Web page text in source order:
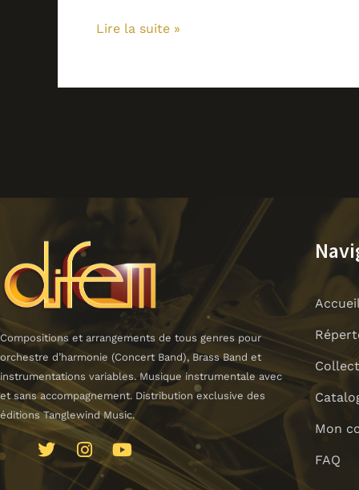
Lire la suite »
Compositions et arrangements de tous genres pour
orchestre d’harmonie (Concert Band), Brass Band et
instrumentations variables. Musique instrumentale avec
et sans accompagnement. Distribution exclusive des
éditions Tanglewind Music.
T
w
I
n
s
Y
o
u
Accueil
Mon
FAQ